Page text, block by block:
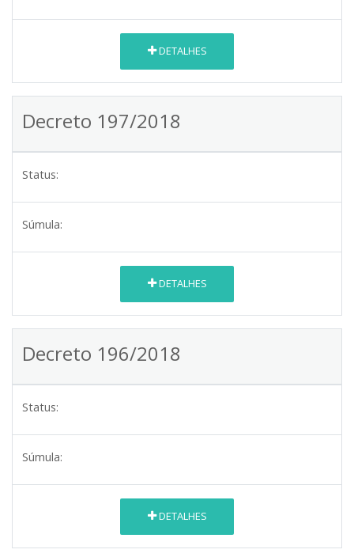
DETALHES
Decreto 197/2018
Status:
Súmula:
DETALHES
Decreto 196/2018
Status:
Súmula:
DETALHES